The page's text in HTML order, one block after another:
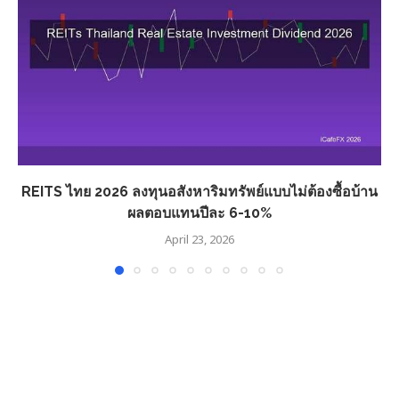
REITS ไทย 2026 ลงทุนอสังหาริมทรัพย์แบบไม่ต้องซื้อบ้าน
ผลตอบแทนปีละ 6-10%
April 23, 2026